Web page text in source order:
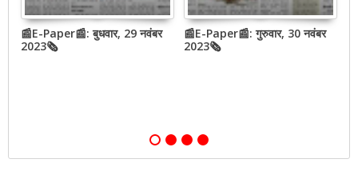
📰E-Paper📰: बुधवार, 29 नवंबर
2023🗞
📰E-Paper📰: गुरुवार, 30 नवंबर
2023🗞